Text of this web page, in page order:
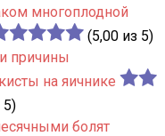
многоплодной
(5,00 из 5)
причины
на яичнике
5)
болят